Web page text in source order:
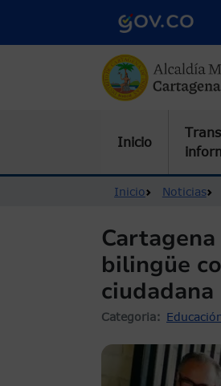
Inicio
Ruta de Inicio Noticias
bilingüe
ciudadana
Categoria